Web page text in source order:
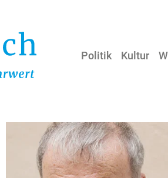
Politik Kultur